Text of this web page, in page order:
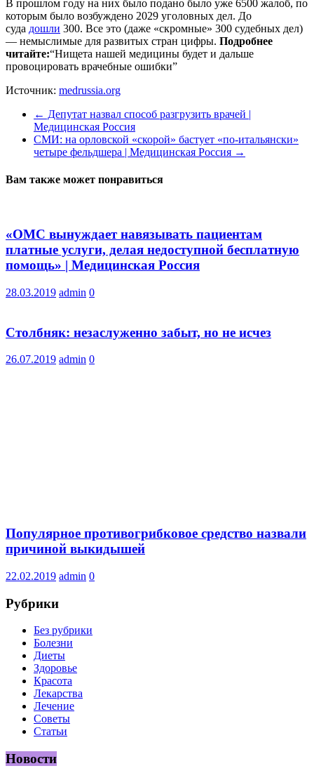
В прошлом году на них было подано было уже 6500 жалоб, по
которым было возбуждено 2029 уголовных дел. До
суда дошли 300. Все это (даже «скромные» 300 судебных дел)
— немыслимые для развитых стран цифры. Подробнее
читайте:“Нищета нашей медицины будет и дальше
провоцировать врачебные ошибки”
Источник: medrussia.org
← Депутат назвал способ разгрузить врачей |
Медицинская Россия
СМИ: на орловской «скорой» бастует «по-итальянски»
четыре фельдшера | Медицинская Россия →
Вам также может понравиться
«ОМС вынуждает навязывать пациентам
платные услуги, делая недоступной бесплатную
помощь» | Медицинская Россия
28.03.2019 admin 0
Столбняк: незаслуженно забыт, но не исчез
26.07.2019 admin 0
Популярное противогрибковое средство назвали
причиной выкидышей
22.02.2019 admin 0
Рубрики
Без рубрики
Болезни
Диеты
Здоровье
Красота
Лекарства
Лечение
Советы
Статьи
Новости